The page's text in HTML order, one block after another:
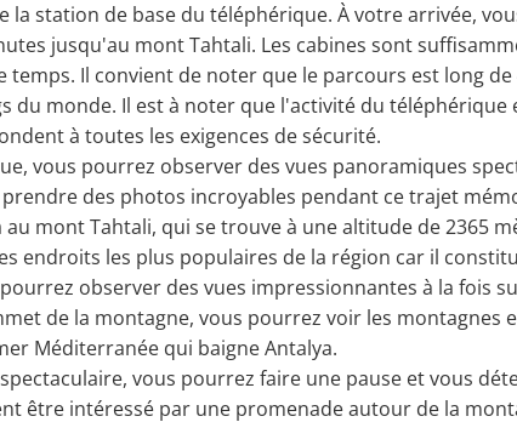
la station de base du téléphérique. À votre arrivée,
jusqu'au mont Tahtali. Les cabines sont
temps. Il convient de noter que le parcours est long
du monde. Il est à noter que l'activité du
à toutes les exigences de sécurité.
vous pourrez observer des vues panoramiques
des photos incroyables pendant ce trajet
mont Tahtali, qui se trouve à une altitude de 2365
endroits les plus populaires de la région car il
observer des vues impressionnantes à la fois
de la montagne, vous pourrez voir les montagnes
Méditerranée qui baigne Antalya.
vous pourrez faire une pause et vous
être intéressé par une promenade autour de la